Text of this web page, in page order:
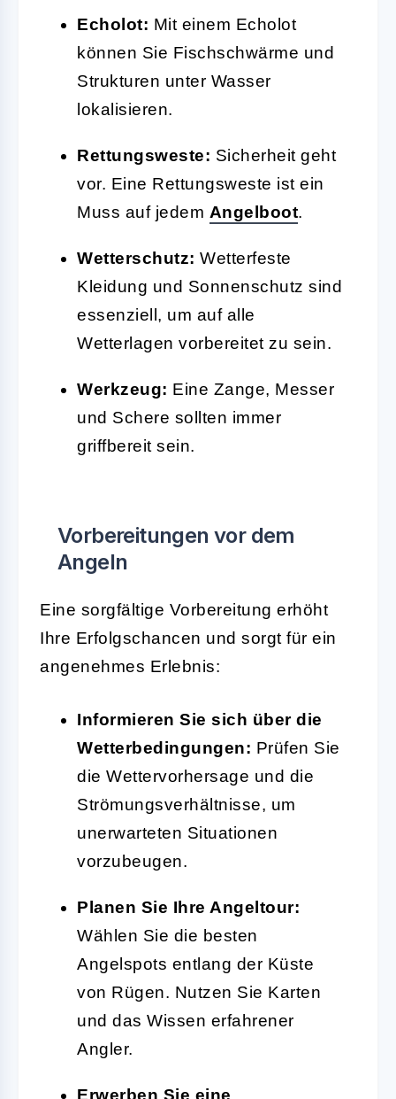
Echolot: Mit einem Echolot
können Sie Fischschwärme und
Strukturen unter Wasser
lokalisieren.
Rettungsweste: Sicherheit geht
vor. Eine Rettungsweste ist ein
Muss auf jedem Angelboot.
Wetterschutz: Wetterfeste
Kleidung und Sonnenschutz sind
essenziell, um auf alle
Wetterlagen vorbereitet zu sein.
Werkzeug: Eine Zange, Messer
und Schere sollten immer
griffbereit sein.
Vorbereitungen vor dem
Angeln
Eine sorgfältige Vorbereitung erhöht
Ihre Erfolgschancen und sorgt für ein
angenehmes Erlebnis:
Informieren Sie sich über die
Wetterbedingungen: Prüfen Sie
die Wettervorhersage und die
Strömungsverhältnisse, um
unerwarteten Situationen
vorzubeugen.
Planen Sie Ihre Angeltour:
Wählen Sie die besten
Angelspots entlang der Küste
von Rügen. Nutzen Sie Karten
und das Wissen erfahrener
Angler.
Erwerben Sie eine